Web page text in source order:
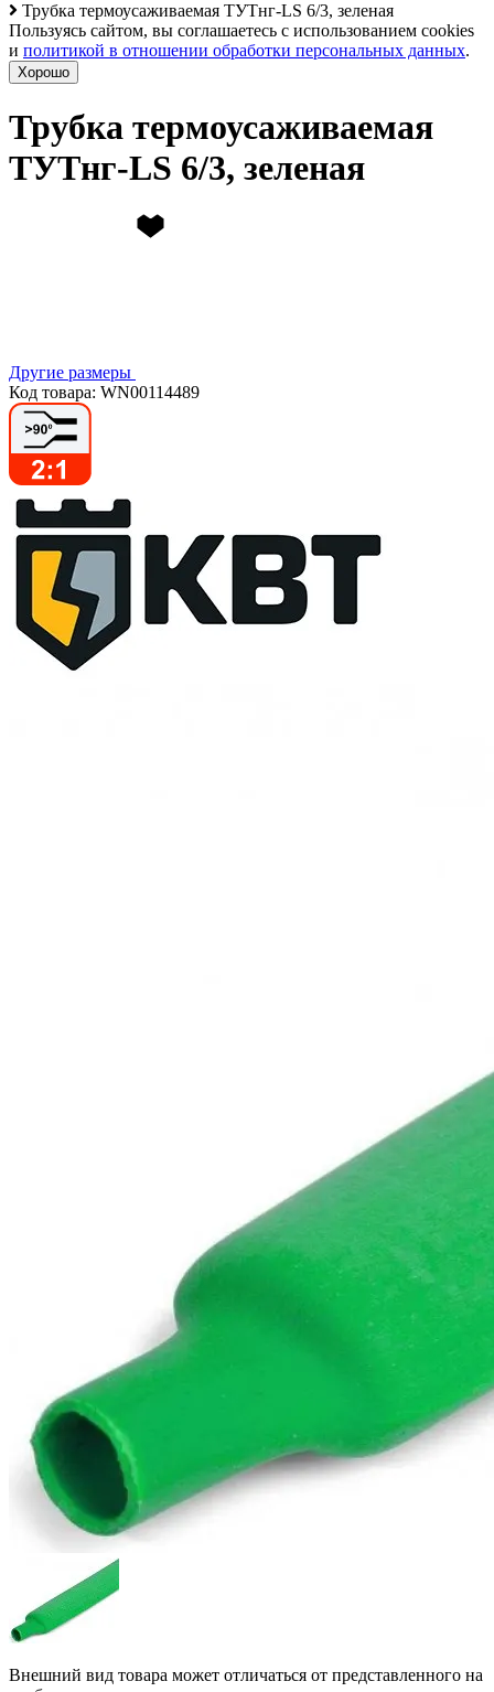
Трубка термоусаживаемая ТУТнг-LS 6/3, зеленая
Пользуясь сайтом, вы соглашаетесь с использованием cookies
и политикой в отношении обработки персональных данных.
Хорошо
Трубка термоусаживаемая
ТУТнг-LS 6/3, зеленая
Другие размеры
Код товара: WN00114489
Внешний вид товара может отличаться от представленного на